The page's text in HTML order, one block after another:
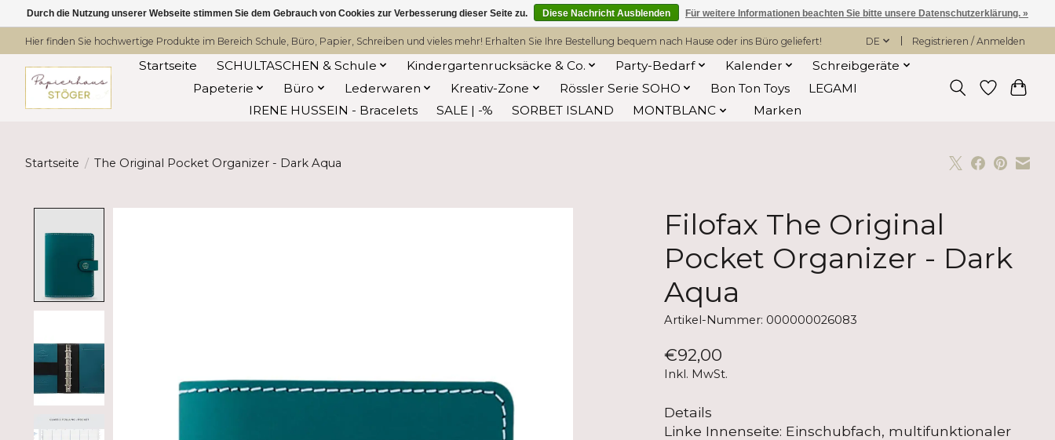
Hier finden Sie hochwertige Produkte im Bereich Schule, Büro, Papier, Schreiben und vieles mehr! Erhalten Sie Ihre Bestellung bequem nach Hause oder ins Büro geliefert! DE Registrieren / Anmelden
Startseite SCHULTASCHEN & Schule Kindergartenrucksäcke & Co. Party-Bedarf Kalender
Schreibgeräte
Papeterie
Büro Lederwaren Kreativ-Zone Rössler Serie SOHO Bon Ton Toys
LEGAMI
IRENE HUSSEIN - Bracelets
SALE | -% SORBET ISLAND MONTBLANC Marken
Startseite / The Original Pocket Organizer - Dark Aqua
Filofax The Original
Pocket Organizer - Dark
Aqua
Artikel-Nummer: 000000026083
€92,00
Inkl. MwSt.
Details
Linke Innenseite: Einschubfach, multifunktionaler
Durch die Nutzung unserer Webseite stimmen Sie dem Gebrauch von Cookies zur Verbesserung dieser Seite zu. Diese Nachricht Ausblenden Für weitere Informationen beachten Sie bitte unsere Datenschutzerklärung. »